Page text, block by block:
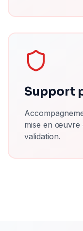
Support
mise en œuvre
validation.